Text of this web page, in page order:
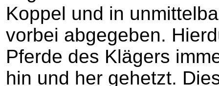
Koppel und in
vorbei abgegeben.
Pferde des Klägers
hin und her gehetzt.